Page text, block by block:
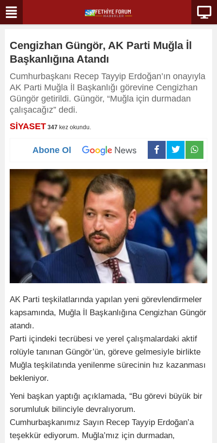
Cengizhan Güngör, AK Parti Muğla İl
Başkanlığına Atandı
Cumhurbaşkanı Recep Tayyip Erdoğan’ın onayıyla
AK Parti Muğla İl Başkanlığı görevine Cengizhan
Güngör getirildi. Güngör, “Muğla için durmadan
çalışacağız” dedi.
SİYASET 347 kez okundu.
Abone Ol
AK Parti teşkilatlarında yapılan yeni görevlendirmeler
kapsamında, Muğla İl Başkanlığına Cengizhan Güngör
atandı.
Parti içindeki tecrübesi ve yerel çalışmalardaki aktif
rolüyle tanınan Güngör’ün, göreve gelmesiyle birlikte
Muğla teşkilatında yenilenme sürecinin hız kazanması
bekleniyor.
Yeni başkan yaptığı açıklamada, “Bu görevi büyük bir
sorumluluk bilinciyle devralıyorum.
Cumhurbaşkanımız Sayın Recep Tayyip Erdoğan’a
teşekkür ediyorum. Muğla’mız için durmadan,